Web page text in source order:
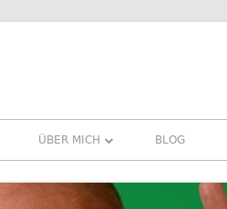
ÜBER MICH BLOG